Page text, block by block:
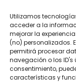
Utilizamos
acceder a la
mejorar la
(no) personalizados.
permitirá procesar
navegación o los ID's
consentimiento,
características y
+34 662
SÍGUENOS